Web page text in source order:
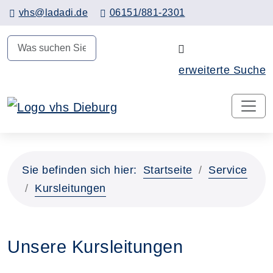
vhs@ladadi.de 06151/881-2301
erweiterte Suche
Hauptinhalt anspringen
Sie befinden sich hier: Startseite
Service
Kursleitungen
Unsere Kursleitungen